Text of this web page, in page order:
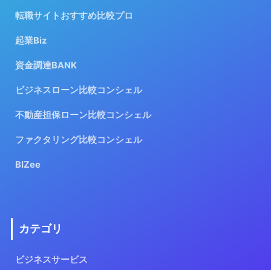
転職サイトおすすめ比較プロ
起業Biz
資金調達BANK
ビジネスローン比較コンシェル
不動産担保ローン比較コンシェル
ファクタリング比較コンシェル
BIZee
カテゴリ
ビジネスサービス